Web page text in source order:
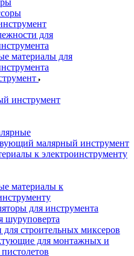
для
материалы для
инструмент
малярный инструмент
к электроинструменту
материалы к
для инструмента
шуруповерта
строительных миксеров
для монтажных и